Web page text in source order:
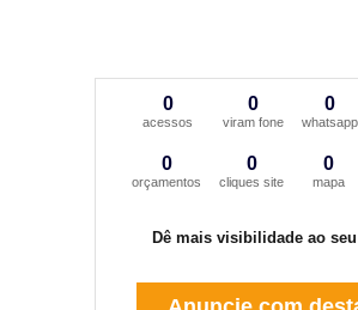
0
acessos
0
viram fone
0
whatsapp
0
orçamentos
0
cliques site
0
mapa
Dê mais visibilidade ao